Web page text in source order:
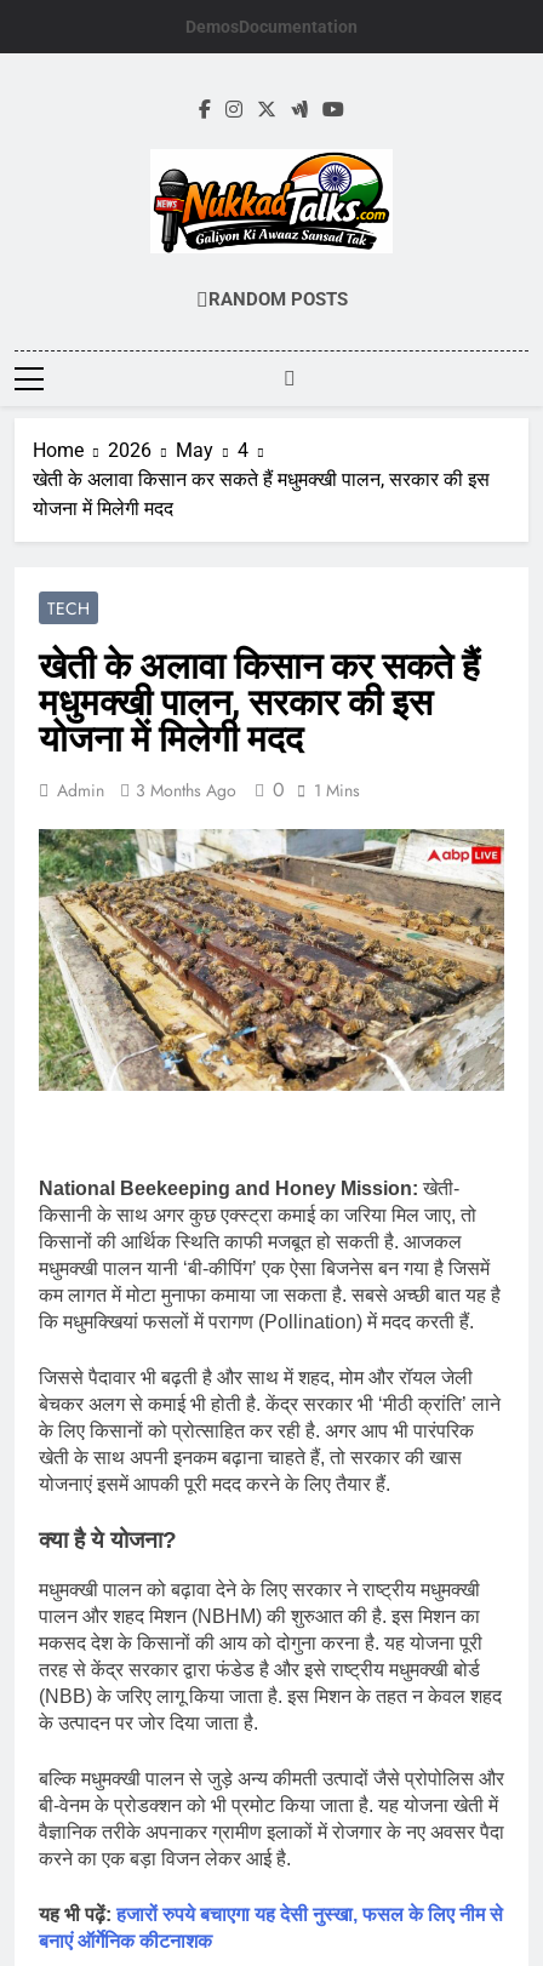
DemosDocumentation
Galiyon Ki Awaaz Sansad Tak
RANDOM POSTS
Home 2026 May
4
खेती के अलावा किसान कर सकते हैं मधुमक्खी पालन, सरकार की इस
योजना में मिलेगी मदद
TECH
खेती के अलावा किसान कर सकते हैं
मधुमक्खी पालन, सरकार की इस
योजना में मिलेगी मदद
Admin 3 Months Ago 0 1 Mins
National Beekeeping and Honey Mission:खेती-
किसानी के साथ अगर कुछ एक्स्ट्रा कमाई का जरिया मिल जाए, तो
किसानों की आर्थिक स्थिति काफी मजबूत हो सकती है. आजकल
मधुमक्खी पालन यानी ‘बी-कीपिंग’ एक ऐसा बिजनेस बन गया है जिसमें
कम लागत में मोटा मुनाफा कमाया जा सकता है. सबसे अच्छी बात यह है
कि मधुमक्खियां फसलों में परागण (Pollination) में मदद करती हैं.
जिससे पैदावार भी बढ़ती है और साथ में शहद, मोम और रॉयल जेली
बेचकर अलग से कमाई भी होती है. केंद्र सरकार भी ‘मीठी क्रांति’ लाने
के लिए किसानों को प्रोत्साहित कर रही है. अगर आप भी पारंपरिक
खेती के साथ अपनी इनकम बढ़ाना चाहते हैं, तो सरकार की खास
योजनाएं इसमें आपकी पूरी मदद करने के लिए तैयार हैं.
क्या है ये योजना?
मधुमक्खी पालन को बढ़ावा देने के लिए सरकार ने राष्ट्रीय मधुमक्खी
पालन और शहद मिशन (NBHM) की शुरुआत की है. इस मिशन का
मकसद देश के किसानों की आय को दोगुना करना है. यह योजना पूरी
तरह से केंद्र सरकार द्वारा फंडेड है और इसे राष्ट्रीय मधुमक्खी बोर्ड
(NBB) के जरिए लागू किया जाता है. इस मिशन के तहत न केवल शहद
के उत्पादन पर जोर दिया जाता है.
बल्कि मधुमक्खी पालन से जुड़े अन्य कीमती उत्पादों जैसे प्रोपोलिस और
बी-वेनम के प्रोडक्शन को भी प्रमोट किया जाता है. यह योजना खेती में
वैज्ञानिक तरीके अपनाकर ग्रामीण इलाकों में रोजगार के नए अवसर पैदा
करने का एक बड़ा विजन लेकर आई है.
यह भी पढ़ें:हजारों रुपये बचाएगा यह देसी नुस्खा, फसल के लिए नीम से
बनाएं ऑर्गेनिक कीटनाशक